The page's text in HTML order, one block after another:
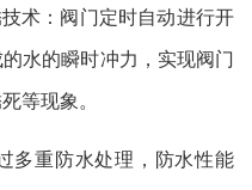
术：阀门定时自动进行开
水的瞬时冲力，实现阀门
等现象。
重防水处理，防水性能